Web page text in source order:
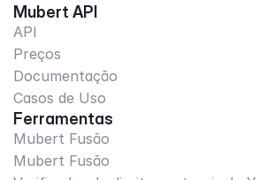
Mubert API
API
Preços
Documentação
Casos de Uso
Ferramentas
Mubert Fusão
Mubert Fusão